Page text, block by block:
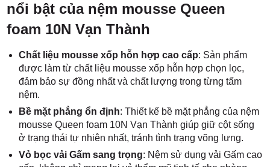
nổi bật của nệm mousse Queen
foam 10N Vạn Thành
Chất liệu mousse xốp hỗn hợp cao cấp: Sản phẩm
được làm từ chất liệu mousse xốp hỗn hợp chọn lọc,
đảm bảo sự đồng nhất và chất lượng trong từng tấm
nệm.
Bề mặt phẳng ổn định: Thiết kế bề mặt phẳng của nệm
mousse Queen foam 10N Vạn Thành giúp giữ cột sống
ở trạng thái tự nhiên nhất, tránh tình trạng võng lưng.
Vỏ bọc vải Gấm sang trọng: Nệm sử dụng vải Gấm cao